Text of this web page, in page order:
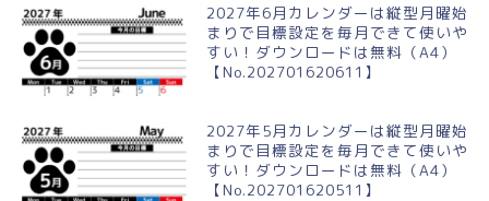
2027年6月カレンダーは縦型月曜始
まりで目標設定を毎月できて使いや
すい！ダウンロードは無料（A4）
【No.202701620611】
2027年5月カレンダーは縦型月曜始
まりで目標設定を毎月できて使いや
すい！ダウンロードは無料（A4）
【No.202701620511】